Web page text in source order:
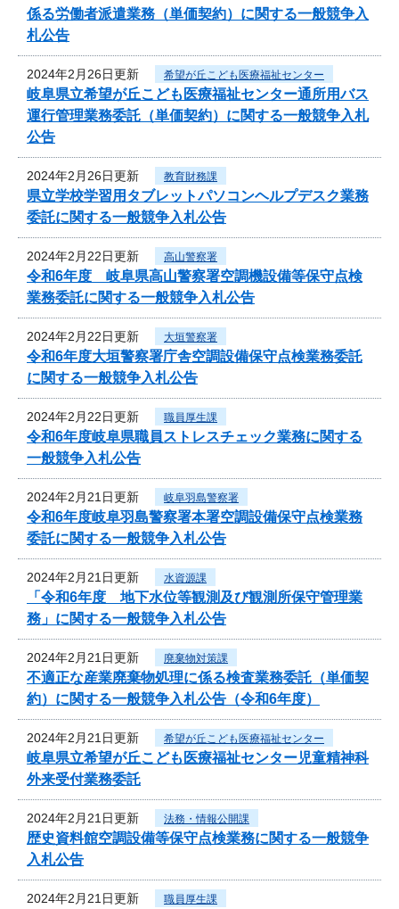
係る労働者派遣業務（単価契約）に関する一般競争入
札公告
2024年2月26日更新 希望が丘こども医療福祉センター
岐阜県立希望が丘こども医療福祉センター通所用バス
運行管理業務委託（単価契約）に関する一般競争入札
公告
2024年2月26日更新 教育財務課
県立学校学習用タブレットパソコンヘルプデスク業務
委託に関する一般競争入札公告
2024年2月22日更新 高山警察署
令和6年度 岐阜県高山警察署空調機設備等保守点検
業務委託に関する一般競争入札公告
2024年2月22日更新 大垣警察署
令和6年度大垣警察署庁舎空調設備保守点検業務委託
に関する一般競争入札公告
2024年2月22日更新 職員厚生課
令和6年度岐阜県職員ストレスチェック業務に関する
一般競争入札公告
2024年2月21日更新 岐阜羽島警察署
令和6年度岐阜羽島警察署本署空調設備保守点検業務
委託に関する一般競争入札公告
2024年2月21日更新 水資源課
「令和6年度 地下水位等観測及び観測所保守管理業
務」に関する一般競争入札公告
2024年2月21日更新 廃棄物対策課
不適正な産業廃棄物処理に係る検査業務委託（単価契
約）に関する一般競争入札公告（令和6年度）
2024年2月21日更新 希望が丘こども医療福祉センター
岐阜県立希望が丘こども医療福祉センター児童精神科
外来受付業務委託
2024年2月21日更新 法務・情報公開課
歴史資料館空調設備等保守点検業務に関する一般競争
入札公告
2024年2月21日更新 職員厚生課